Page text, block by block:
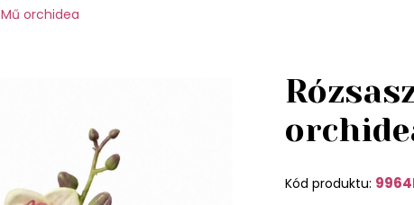
Mű orchidea
Kód produktu: